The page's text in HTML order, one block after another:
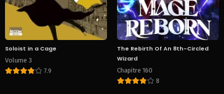
Soloist in a Cage
Volume 3
7.9
The Rebirth Of An 8th-Circled
Wizard
Chapitre 160
8